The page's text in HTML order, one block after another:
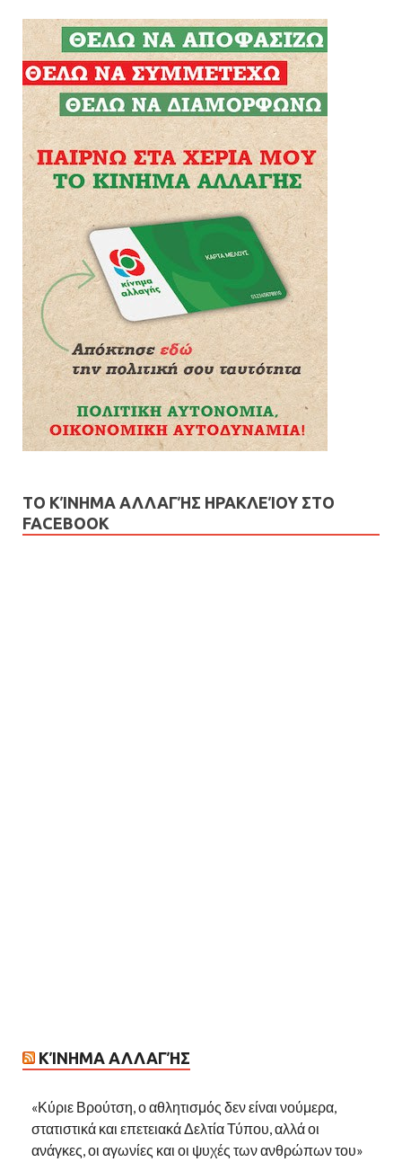
ΤΟ ΚΊΝΗΜΑ ΑΛΛΑΓΉΣ ΗΡΑΚΛΕΊΟΥ ΣΤΟ
FACEBOOK
ΚΊΝΗΜΑ ΑΛΛΑΓΉΣ
«Κύριε Βρούτση, ο αθλητισμός δεν είναι νούμερα,
στατιστικά και επετειακά Δελτία Τύπου, αλλά οι
ανάγκες, οι αγωνίες και οι ψυχές των ανθρώπων του»